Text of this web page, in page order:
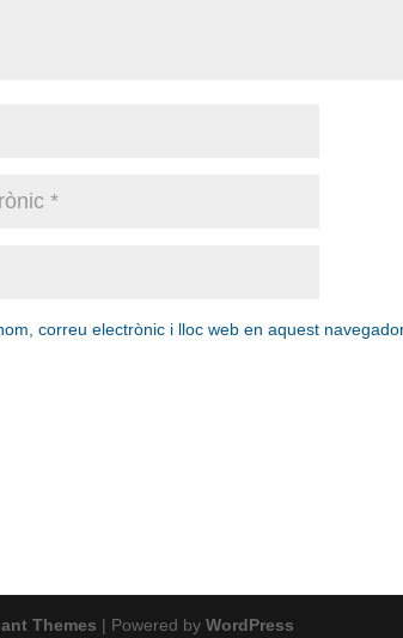
correu electrònic i lloc web en aquest
Themes | Powered byWordPress